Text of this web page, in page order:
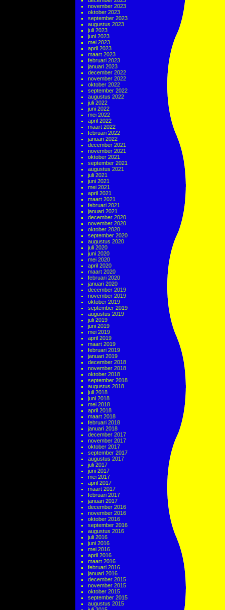
november 2023
oktober 2023
september 2023
augustus 2023
juli 2023
juni 2023
mei 2023
april 2023
maart 2023
februari 2023
januari 2023
december 2022
november 2022
oktober 2022
september 2022
augustus 2022
juli 2022
juni 2022
mei 2022
april 2022
maart 2022
februari 2022
januari 2022
december 2021
november 2021
oktober 2021
september 2021
augustus 2021
juli 2021
juni 2021
mei 2021
april 2021
maart 2021
februari 2021
januari 2021
december 2020
november 2020
oktober 2020
september 2020
augustus 2020
juli 2020
juni 2020
mei 2020
april 2020
maart 2020
februari 2020
januari 2020
december 2019
november 2019
oktober 2019
september 2019
augustus 2019
juli 2019
juni 2019
mei 2019
april 2019
maart 2019
februari 2019
januari 2019
december 2018
november 2018
oktober 2018
september 2018
augustus 2018
juli 2018
juni 2018
mei 2018
april 2018
maart 2018
februari 2018
januari 2018
december 2017
november 2017
oktober 2017
september 2017
augustus 2017
juli 2017
juni 2017
mei 2017
april 2017
maart 2017
februari 2017
januari 2017
december 2016
november 2016
oktober 2016
september 2016
augustus 2016
juli 2016
juni 2016
mei 2016
april 2016
maart 2016
februari 2016
januari 2016
december 2015
november 2015
oktober 2015
september 2015
augustus 2015